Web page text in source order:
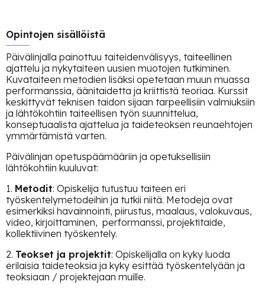
Opintojen sisällöistä
Päivälinjalla painottuu taiteidenvälisyys, taiteellinen
ajattelu ja nykytaiteen uusien muotojen tutkiminen.
Kuvataiteen metodien lisäksi opetetaan muun muassa
performanssia, äänitaidetta ja kriittistä teoriaa. Kurssit
keskittyvät teknisen taidon sijaan tarpeellisiin valmiuksiin
ja lähtökohtiin taiteellisen työn suunnittelua,
konseptuaalista ajattelua ja taideteoksen reunaehtojen
ymmärtämistä varten.
Päivälinjan opetuspäämääriin ja opetuksellisiin
lähtökohtiin kuuluvat:
1. Metodit: Opiskelija tutustuu taiteen eri
työskentelymetodeihin ja tutkii niitä. Metodeja ovat
esimerkiksi havainnointi, piirustus, maalaus, valokuvaus,
video, kirjoittaminen, performanssi, projektitaide,
kollektiivinen työskentely.
2. Teokset ja projektit: Opiskelijalla on kyky luoda
erilaisia taideteoksia ja kyky esittää työskentelyään ja
teoksiaan / projektejaan muille.